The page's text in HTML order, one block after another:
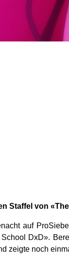
Staffel von
auf
DxD».
zeigte noch